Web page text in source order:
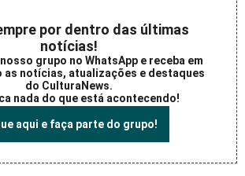
por dentro das últimas
notícias!
grupo no WhatsApp e receba em
as notícias, atualizações e destaques
do CulturaNews.
nada do que está acontecendo!
aqui e faça parte do grupo!